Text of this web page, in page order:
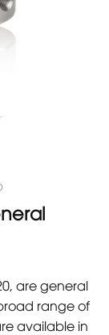
are general
range of
available in